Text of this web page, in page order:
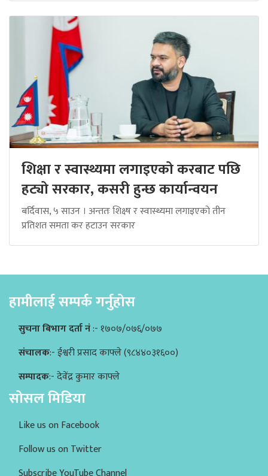
शिक्षा र स्वास्थ्यमा लगाइएको करबाट पछि
हट्यो सरकार, कसरी हुन्छ कार्यान्वयन
बर्दिवास, ५ साउन । अन्ततः शिक्ष्ष र स्वास्थ्यमा लगाइएको तीन
प्रतिशत समता कर हटाउन सरकार
हामीलाई सम्पर्क गर्नुहोस
सुचना बिभाग दर्ता नं:- १७०७/०७६/०७७
संचालक:- ईश्वरी प्रसाद काफ्ले (९८४४०३१६००)
सम्पादक:- देवेंद्र कुमार काफ्ले
सोसल मिडिया
Like us on Facebook
Follow us on Twitter